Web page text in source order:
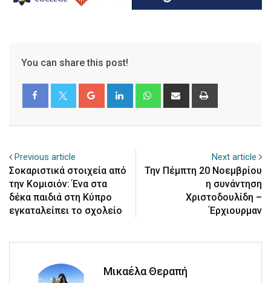
You can share this post!
Google+ LinkedIn WhatsappShare
Previous article
Σοκαριστικά στοιχεία από
την Κομισιόν: Ένα στα
δέκα παιδιά στη Κύπρο
εγκαταλείπει το σχολείο
Next article
Την Πέμπτη 20 Νοεμβρίου
η συνάντηση
Χριστοδουλίδη –
Έρχιουρμαν
Μικαέλα Θεραπή